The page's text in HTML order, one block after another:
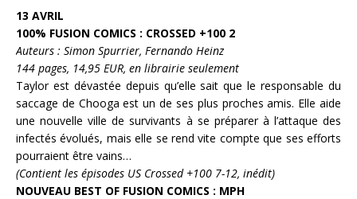
13 AVRIL
100% FUSION COMICS : CROSSED +100 2
Auteurs : Simon Spurrier, Fernando Heinz
144 pages, 14,95 EUR, en librairie seulement
Taylorest dévastée depuis qu’elle sait que le responsable du
saccage de Chooga est un de ses plus proches amis. Elle aide
une nouvelle ville de survivants à se préparer à l’attaque des
infectés évolués, mais elle se rend vite compte que ses efforts
pourraient être vains…
(Contient les épisodes US Crossed +100 7-12, inédit)
NOUVEAU BEST OF FUSION COMICS : MPH